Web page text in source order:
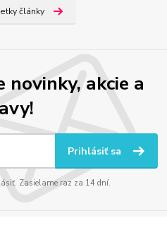
články
novinky, akcie a
Prihlásiť sa
Zasielame raz za 14 dní.